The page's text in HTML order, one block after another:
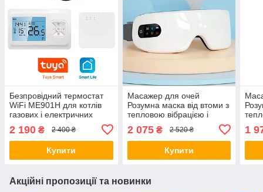
Безпровідний термостат
WiFi ME901H для котлів
газових і електричних
2 190 ₴ 2 400 ₴
Купити
Масажер для очей
Розумна маска від втоми з
тепловою вібрацією і
2 075₴ 2 520 ₴
Купити
1
Акційні пропозиції та новинки